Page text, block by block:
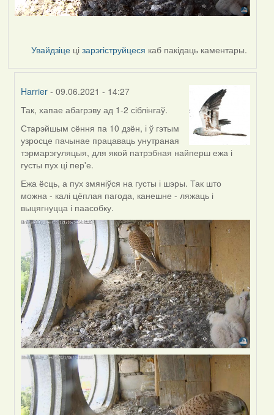
Увайдзіце цізарэгіструйцеся каб пакідаць каментары.
Harrier - 09.06.2021 - 14:27
In
reply
to
by
Annika
Так, хапае абагрэву ад 1-2 сіблінгаў.
Старэйшым сёння па 10 дзён, і ў гэтым
узросце пачынае працаваць унутраная
тэрмарэгуляцыя, для якой патрэбная найперш ежа і
густы пух ці пер'е.
Ежа ёсць, а пух змяніўся на густы і шэры. Так што
можна - калі цёплая пагода, канешне - ляжаць і
выцягнуцца і паасобку.